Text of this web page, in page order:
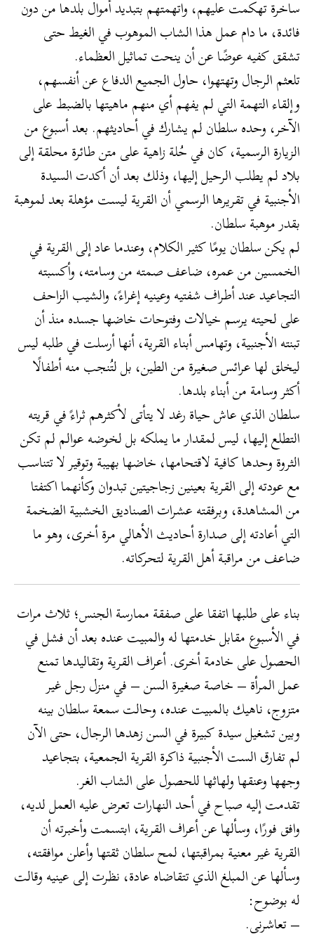
ساخرة تهكمت عليهم، واتهمتهم بتبديد أموال بلدها من دون
فائدة، ما دام عمل هذا الشاب الموهوب في الغيط حتى
تشقق كفيه عوضًا عن أن ينحت تماثيل العظماء.
تلعثم الرجال وتهتهوا، حاول الجميع الدفاع عن أنفسهم،
وإلقاء التهمة التي لم يفهم أي منهم ماهيتها بالضبط على
الآخر، وحده سلطان لم يشارك في أحاديثهم. بعد أسبوع من
الزيارة الرسمية، كان في حُلة زاهية على متن طائرة محلقة إلى
بلاد لم يطلب الرحيل إليها، وذلك بعد أن أكدت السيدة
الأجنبية في تقريرها الرسمي أن القرية ليست مؤهلة بعد لموهبة
بقدر موهبة سلطان.
لم يكن سلطان يومًا كثير الكلام، وعندما عاد إلى القرية في
الخمسين من عمره، ضاعف صمته من وسامته، وأكسبته
التجاعيد عند أطراف شفتيه وعينيه إغراءً، والشيب الزاحف
على لحيته يرسم خيالات وفتوحات خاضها جسده منذ أن
تبنته الأجنبية، وتهامس أبناء القرية، أنها أرسلت في طلبه ليس
ليخلق لها عرائس صغيرة من الطين، بل لتُنجب منه أطفالًا
أكثر وسامة من أبناء بلدها.
سلطان الذي عاش حياة رغد لا يتأتى لأكثرهم ثراءً في قريته
التطلع إليها، ليس لمقدار ما يملكه بل لخوضه عوالم لم تكن
الثروة وحدها كافية لاقتحامها، خاضها بهيبة وتوقير لا تتناسب
مع عودته إلى القرية بعينين زجاجيتين تبدوان وكأنهما اكتفتا
من المشاهدة، وبرفقته عشرات الصناديق الخشبية الضخمة
التي أعادته إلى صدارة أحاديث الأهالي مرة أخرى، وهو ما
ضاعف من مراقبة أهل القرية لتحركاته.
بناء على طلبها اتفقا على صفقة ممارسة الجنس؛ ثلاث مرات
في الأسبوع مقابل خدمتها له والمبيت عنده بعد أن فشل في
الحصول على خادمة أخرى. أعراف القرية وتقاليدها تمنع
عمل المرأة – خاصة صغيرة السن – في منزل رجل غير
متزوج، ناهيك بالمبيت عنده، وحالت سمعة سلطان بينه
وبين تشغيل سيدة كبيرة في السن زهدها الرجال، حتى الآن
لم تفارق الست الأجنبية ذاكرة القرية الجمعية، بتجاعيد
وجهها وعنقها ولهاثها للحصول على الشاب الغر.
تقدمت إليه صباح في أحد النهارات تعرض عليه العمل لديه،
وافق فورًا، وسألها عن أعراف القرية، ابتسمت وأخبرته أن
القرية غير معنية بمراقبتها، لمح سلطان ثقتها وأعلن موافقته،
وسألها عن المبلغ الذي تتقاضاه عادة، نظرت إلى عينيه وقالت
له بوضوح:
– تعاشرني.